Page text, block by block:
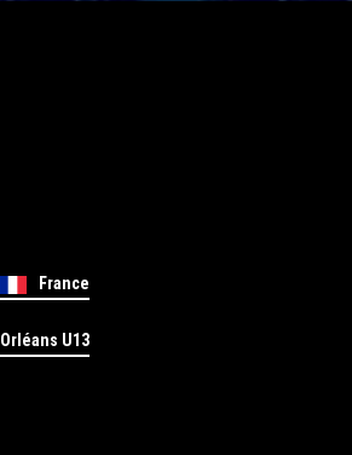
France
Orléans U13